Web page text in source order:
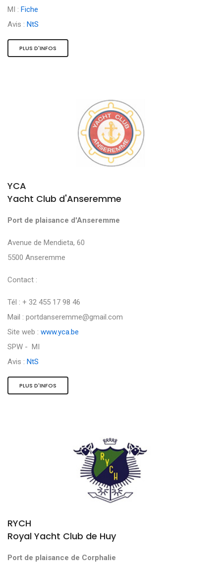
MI : Fiche
Avis : NtS
PLUS D'INFOS
YCA
Yacht Club d'Anseremme
Port de plaisance d'Anseremme
Avenue de Mendieta, 60
5500 Anseremme
Contact :
Tél : + 32 455 17 98 46
Mail : portdanseremme@gmail.com
Site web : www.yca.be
SPW - MI
Avis : NtS
PLUS D'INFOS
RYCH
Royal Yacht Club de Huy
Port de plaisance de Corphalie